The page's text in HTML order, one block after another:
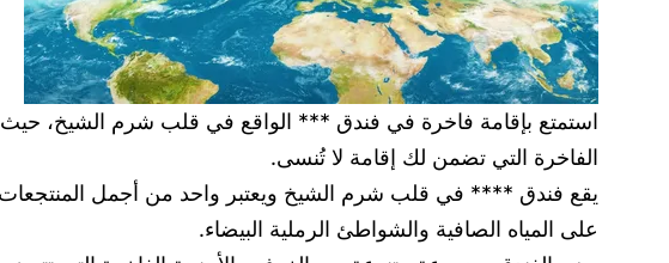
استمتع بإقامة فاخرة في فندق *** الواقع في قلب شرم الشيخ، حيث
الفاخرة التي تضمن لك إقامة لا تُنسى.
يقع فندق **** في قلب شرم الشيخ ويعتبر واحد من أجمل المنتجعات
على المياه الصافية والشواطئ الرملية البيضاء.